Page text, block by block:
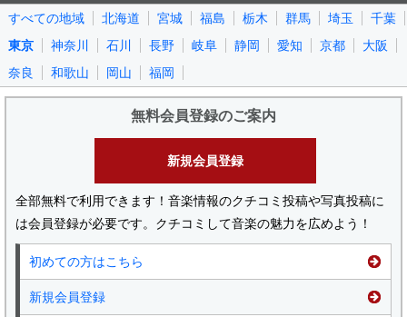
すべての地域 北海道 宮城 福島 栃木 群馬 埼玉
千葉
東京
神奈川 石川 長野 岐阜 静岡 愛知 京都
大阪
奈良
和歌山 岡山 福岡
無料会員登録のご案内
新規会員登録
全部無料で利用できます！音楽情報のクチコミ投稿や写真投稿に
は会員登録が必要です。クチコミして音楽の魅力を広めよう！
初めての方はこちら
新規会員登録